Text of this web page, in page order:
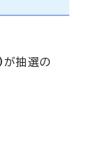
が抽選の